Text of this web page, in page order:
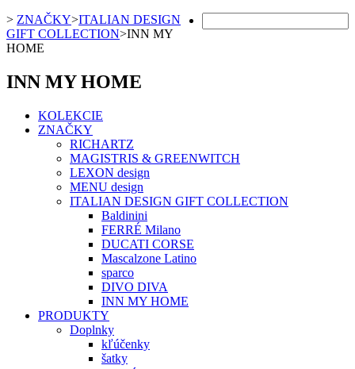
> ZNAČKY>ITALIAN DESIGN
GIFT COLLECTION>INN MY
HOME
INN MY HOME
KOLEKCIE
ZNAČKY
RICHARTZ
MAGISTRIS & GREENWITCH
LEXON design
MENU design
ITALIAN DESIGN GIFT COLLECTION
Baldinini
FERRÉ Milano
DUCATI CORSE
Mascalzone Latino
sparco
DIVO DIVA
INN MY HOME
PRODUKTY
Doplnky
kľúčenky
šatky